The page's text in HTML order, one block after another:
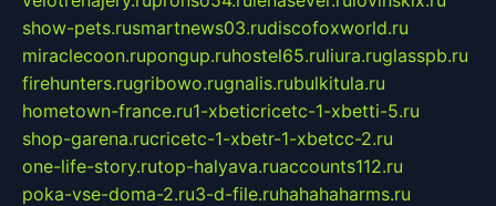
show-pets.rusmartnews03.rudiscofoxworld.ru
miraclecoon.rupongup.ruhostel65.ruliura.ruglasspb.ru
firehunters.rugribowo.rugnalis.rubulkitula.ru
hometown-france.ru1-xbeticricetc-1-xbetti-5.ru
shop-garena.rucricetc-1-xbetr-1-xbetcc-2.ru
one-life-story.rutop-halyava.ruaccounts112.ru
poka-vse-doma-2.ru3-d-file.ruhahahaharms.ru